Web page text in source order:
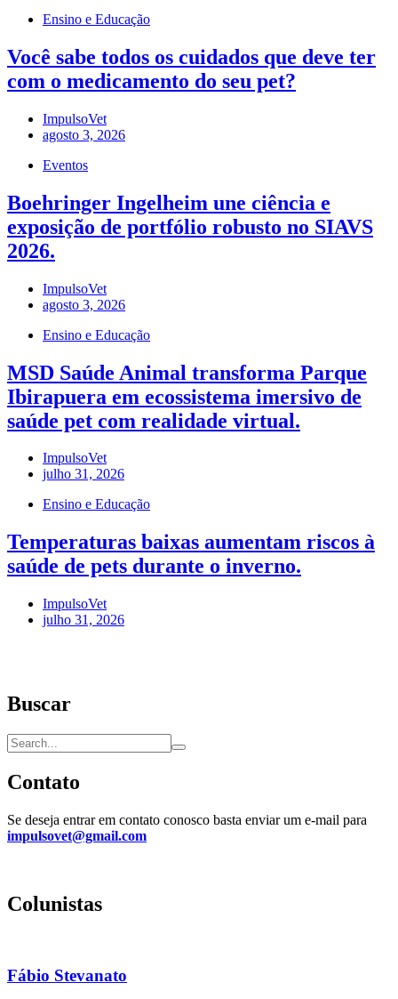
Ensino e Educação
Você sabe todos os cuidados que deve ter
com o medicamento do seu pet?
ImpulsoVet
agosto 3, 2026
Eventos
Boehringer Ingelheim une ciência e
exposição de portfólio robusto no SIAVS
2026.
ImpulsoVet
agosto 3, 2026
Ensino e Educação
MSD Saúde Animal transforma Parque
Ibirapuera em ecossistema imersivo de
saúde pet com realidade virtual.
ImpulsoVet
julho 31, 2026
Ensino e Educação
Temperaturas baixas aumentam riscos à
saúde de pets durante o inverno.
ImpulsoVet
julho 31, 2026
Buscar
Contato
Se deseja entrar em contato conosco basta enviar um e-mail para
impulsovet@gmail.com
Colunistas
Fábio Stevanato